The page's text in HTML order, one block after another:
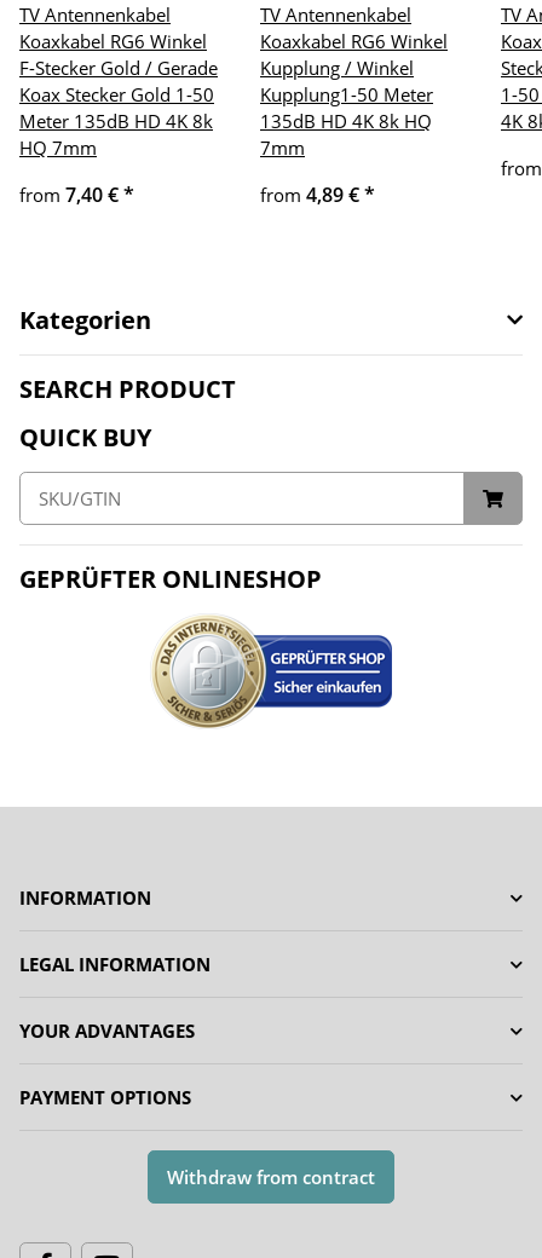
TV Antennenkabel
Koaxkabel RG6 Winkel
F-Stecker Gold / Gerade
Koax Stecker Gold 1-50
Meter 135dB HD 4K 8k
HQ 7mm
from 7,40 €*
TV Antennenkabel
Koaxkabel RG6 Winkel
Kupplung / Winkel
Kupplung1-50 Meter
135dB HD 4K 8k HQ
7mm
from 4,89 €*
TV
1-
4K
Kategorien
SEARCH PRODUCT
QUICK BUY
GEPRÜFTER ONLINESHOP
INFORMATION
LEGAL INFORMATION
YOUR ADVANTAGES
PAYMENT OPTIONS
Withdraw from contract